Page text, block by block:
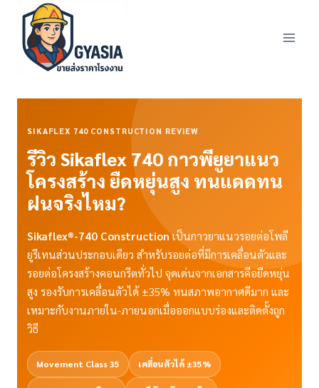
content
SIKAFLEX 740 CONSTRUCTION REVIEW
รีวิว Sikaflex 740 กาวพียูยาแนว
โครงสร้าง ยืดหยุ่นสูง ทนแดดทน
ฝนจริงไหม?
Sikaflex®-740 Constructionเป็นกาวยาแนวรอยต่อโพลี
ยูรีเทนส่วนประกอบเดียว สำหรับรอยต่อที่มีการเคลื่อนตัวและ
รอยต่อโครงสร้างคอนกรีตทั่วไป จุดเด่นจากเอกสารคือยืดหยุ่น
สูง รองรับการเคลื่อนตัวได้ ±35% ทนสภาพอากาศดีมาก และ
เหมาะกับงานภายใน-ภายนอกเมื่อออกแบบร่องและติดตั้งถูก
วิธี
Movement Class 35 เคลื่อนตัวได้ ±35%